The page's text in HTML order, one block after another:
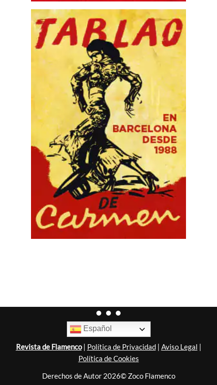
Español
Revista de Flamenco| Política de Privacidad| Aviso Legal |
Política de Cookies
Derechos de Autor 2026© Zoco Flamenco